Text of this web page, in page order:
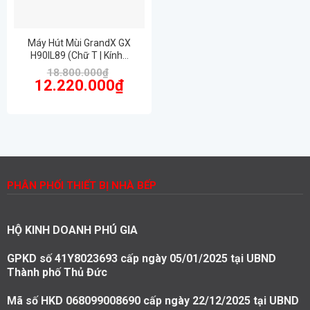
Máy Hút Mùi GrandX GX
H90IL89 (Chữ T | Kính…
18.800.000₫
Giá
gốc
12.220.000₫Giá
PHÂN PHỐI THIẾT BỊ NHÀ BẾP
HỘ KINH DOANH PHÚ GIA
GPKD số 41Y8023693 cấp ngày 05/01/2025 tại UBND
Thành phố Thủ Đức
Mã số HKD 068099008690 cấp ngày 22/12/2025 tại UBND